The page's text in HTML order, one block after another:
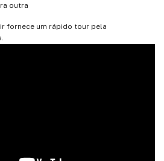
outra
fornece um rápido tour pela